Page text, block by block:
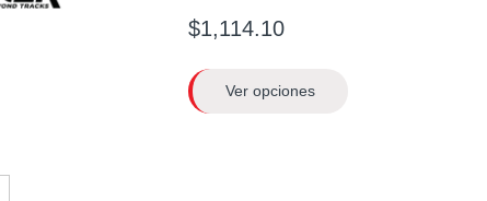
$1,114.10
Ver opciones